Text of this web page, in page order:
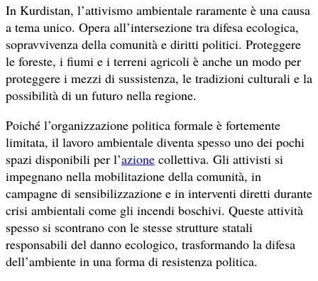
In Kurdistan, l’attivismo ambientale raramente è una causa
a tema unico. Opera all’intersezione tra difesa ecologica,
sopravvivenza della comunità e diritti politici. Proteggere
le foreste, i fiumi e i terreni agricoli è anche un modo per
proteggere i mezzi di sussistenza, le tradizioni culturali e la
possibilità di un futuro nella regione.
Poiché l’organizzazione politica formale è fortemente
limitata, il lavoro ambientale diventa spesso uno dei pochi
spazi disponibili per l’azione collettiva. Gli attivisti si
impegnano nella mobilitazione della comunità, in
campagne di sensibilizzazione e in interventi diretti durante
crisi ambientali come gli incendi boschivi. Queste attività
spesso si scontrano con le stesse strutture statali
responsabili del danno ecologico, trasformando la difesa
dell’ambiente in una forma di resistenza politica.